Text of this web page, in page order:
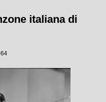
italiana di